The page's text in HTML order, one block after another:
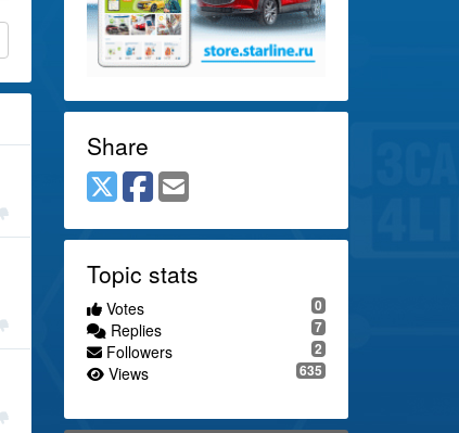
Share
Topic stats
0
Votes
7
Replies
2
Followers
635
Views